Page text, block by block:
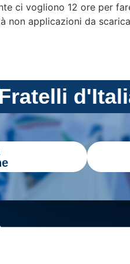
ci vogliono 12 ore per
non applicazioni da
Fratelli